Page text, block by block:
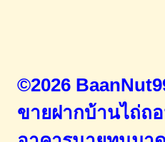
©2026
ขายฝากบ้านไถ่ถ